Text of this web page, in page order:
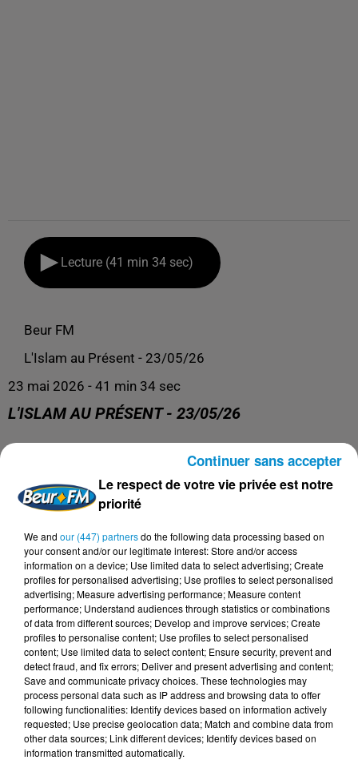
Lecture (41 min 34 sec)
Beur FM
L'Islam au Présent - 23/05/26
23 mai 2026 - 41 min 34 sec
L'ISLAM AU PRÉSENT - 23/05/26
DERNIERS PODCASTS
24 juillet 2026
Les Zinformés - 24/07/26
Le respect de votre vie privée est notre
priorité
We and our (447) partnersdo the following data processing based on
your consent and/or our legitimate interest: Store and/or access
information on a device; Use limited data to select advertising; Create
profiles for personalised advertising; Use profiles to select personalised
advertising; Measure advertising performance; Measure content
performance; Understand audiences through statistics or combinations
of data from different sources; Develop and improve services; Create
profiles to personalise content; Use profiles to select personalised
content; Use limited data to select content; Ensure security, prevent and
detect fraud, and fix errors; Deliver and present advertising and content;
Save and communicate privacy choices. These technologies may
process personal data such as IP address and browsing data to offer
following functionalities: Identify devices based on information actively
requested; Use precise geolocation data; Match and combine data from
other data sources; Link different devices; Identify devices based on
information transmitted automatically.
Continuer sans accepter